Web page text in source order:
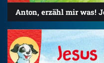
Anton, erzähl mir was!